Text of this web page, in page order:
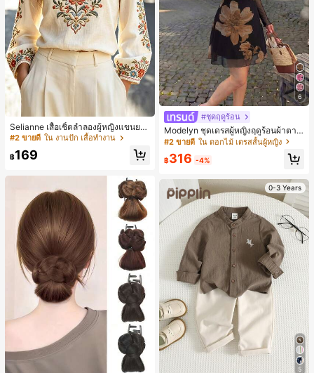
Selianne เสื้อเชิ้ตลำลองผู้หญิงแขนยา
ว คอวีเว้า ลายดอกไม้
#2 ขายดี ใน งานปัก เสื้อทำงาน
฿169
6
#ชุดฤดูร้อน
Modelyn ชุดเดรสผู้หญิงฤดูร้อนผ้าตาข่
ายพิมพ์ลาย คอไม่สมมาตร จับจีบ หรูหร
#2 ขายดี ใน ดอกไม้ เดรสสั้นผู้หญิง
฿316 -4%
0-3 Years
5